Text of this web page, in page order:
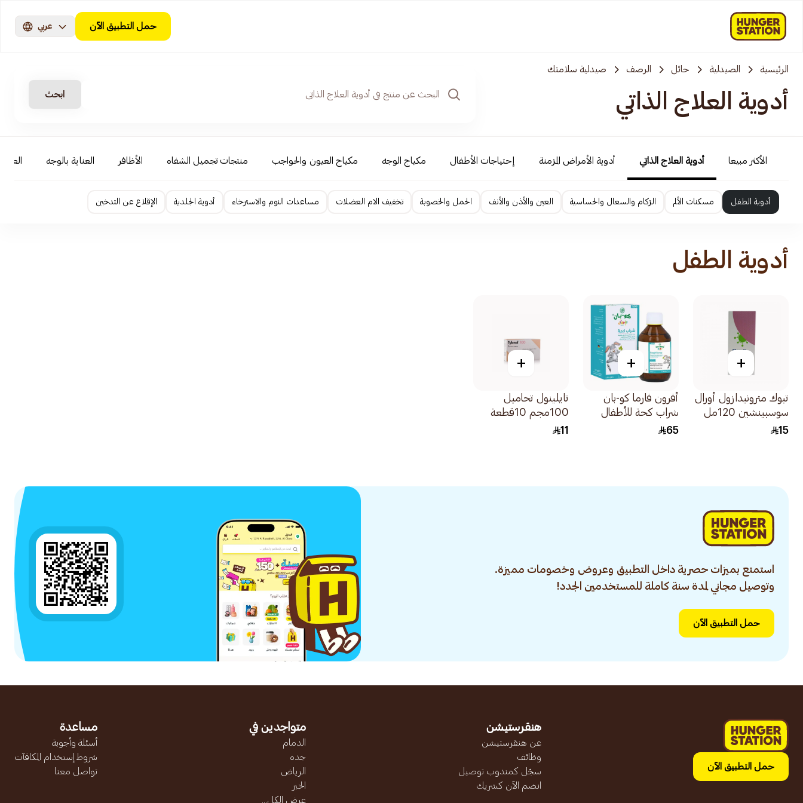
حمل التطبيق الآن عربي
الرئيسية الصيدلية حائل الرصف صيدلية سلامتك
أدوية العلاج الذاتي ابحث
الأكثر مبيعا أدوية العلاج الذاتي أدوية الأمراض المزمنة إحتياجات الأطفال مكياج الوجه مكياج العيون والحواجب منتجات تجميل الشفاه الأظافر العناية بالوجه
أدوية الطفل مسكنات الألم الزكام والسعال والحساسية العين والأذن والأنف الحمل والخصوبة تخفيف الام العضلات مساعدات النوم والاسترخاء أدوية الجلدية الإقلاع عن التدخين
أدوية الطفل
+
تبوك مترونيدازول أورال
سوسبينشين 120مل
15
+
أفرون فارما كو-بان
شراب كحة للأطفال
خالي من السكر 100مل
65
+
تايلينول تحاميل
100مجم 10قطعة
11
استمتع بميزات حصرية داخل التطبيق وعروض وخصومات مميزة.
وتوصيل مجاني لمدة سنة كاملة للمستخدمين الجدد!
حمل التطبيق الآن
حمل التطبيق الآن
هنقرستيشن
عن هنقرستيشن
وظائف
سجّل كمندوب توصيل
انضم الآن كشريك
متواجدين في
الدمام
جده
الرياض
الخبر
عرض الكل...
مساعدة
أسئلة وأجوبة
شروط إستخدام المكافآت
تواصل معنا